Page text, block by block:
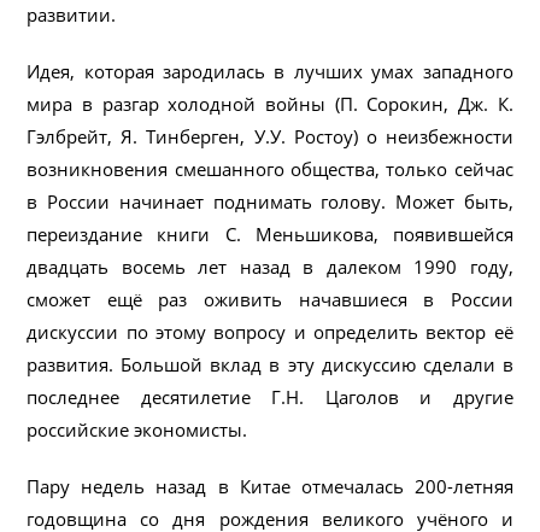
развитии.
Идея, которая зародилась в лучших умах западного
мира в разгар холодной войны (П. Сорокин, Дж. К.
Гэлбрейт, Я. Тинберген, У.У. Ростоу) о неизбежности
возникновения смешанного общества, только сейчас
в России начинает поднимать голову. Может быть,
переиздание книги С. Меньшикова, появившейся
двадцать восемь лет назад в далеком 1990 году,
сможет ещё раз оживить начавшиеся в России
дискуссии по этому вопросу и определить вектор её
развития. Большой вклад в эту дискуссию сделали в
последнее десятилетие Г.Н. Цаголов и другие
российские экономисты.
Пару недель назад в Китае отмечалась 200-летняя
годовщина со дня рождения великого учёного и